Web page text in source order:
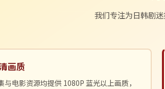
我们专注为日韩剧
画质
与电影资源均提供 1080P 蓝光以上画质，